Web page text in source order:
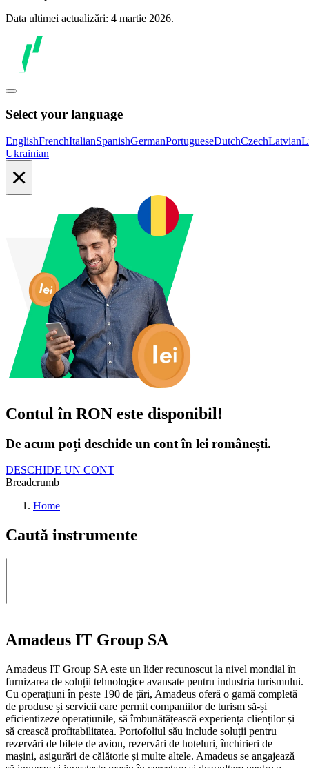
Data ultimei actualizări: 4 martie 2026.
Select your language
EnglishFrenchItalianSpanishGermanPortugueseDutchCzechLatvian
Ukrainian
×
Contul în RON este disponibil!
De acum poți deschide un cont în lei românești.
DESCHIDE UN CONT
Breadcrumb
Home
Caută instrumente
Amadeus IT Group SA
Amadeus IT Group SA este un lider recunoscut la nivel mondial în
furnizarea de soluții tehnologice avansate pentru industria turismului.
Cu operațiuni în peste 190 de țări, Amadeus oferă o gamă completă
de produse și servicii care permit companiilor de turism să-și
eficientizeze operațiunile, să îmbunătățească experiența clienților și
să crească profitabilitatea. Portofoliul său include soluții pentru
rezervări de bilete de avion, rezervări de hoteluri, închirieri de
mașini, asigurări de călătorie și multe altele. Amadeus se angajează